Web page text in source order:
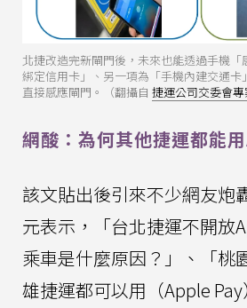
北捷改造完新閘門後，未來也能透過手機
綁定信用卡」、另一項為「手機內建交通
直接感應閘門。（翻攝自 捷運公司交委會
網酸：為何其他捷運都能
該文貼出後引來不少網友炮
元表示，「台北捷運不開放
乘車是什麼原因？」、「桃
雄捷運都可以用（Apple